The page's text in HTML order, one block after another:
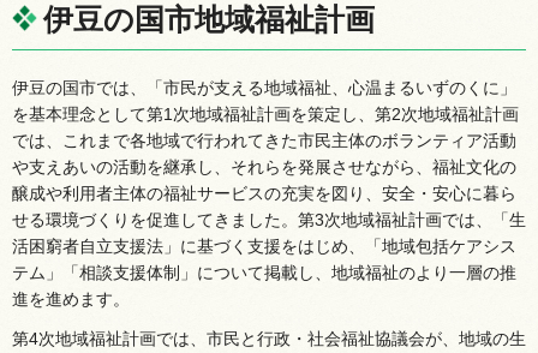
伊豆の国市地域福祉計画
伊豆の国市では、「市民が支える地域福祉、心温まるいずのくに」
を基本理念として第1次地域福祉計画を策定し、第2次地域福祉計画
では、これまで各地域で行われてきた市民主体のボランティア活動
や支えあいの活動を継承し、それらを発展させながら、福祉文化の
醸成や利用者主体の福祉サービスの充実を図り、安全・安心に暮ら
せる環境づくりを促進してきました。第3次地域福祉計画では、「生
活困窮者自立支援法」に基づく支援をはじめ、「地域包括ケアシス
テム」「相談支援体制」について掲載し、地域福祉のより一層の推
進を進めます。
第4次地域福祉計画では、市民と行政・社会福祉協議会が、地域の生